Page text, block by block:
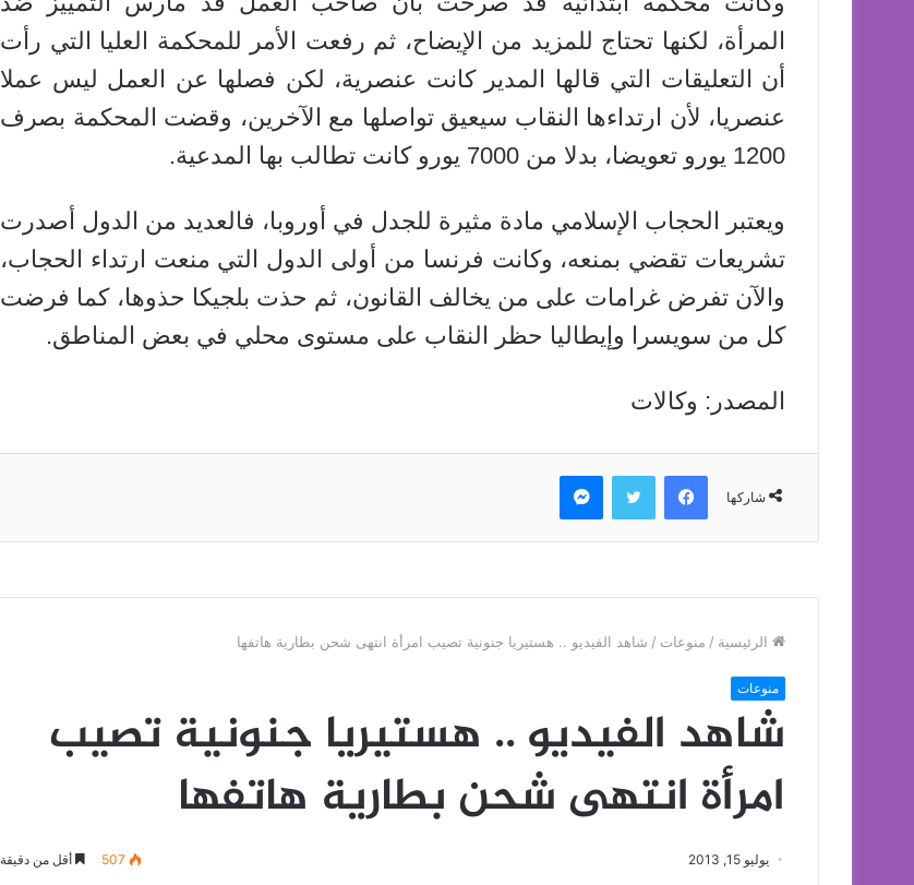
المرأة، لكنها تحتاج للمزيد من الإيضاح، ثم رفعت الأمر للمحكمة العليا التي رأت
أن التعليقات التي قالها المدير كانت عنصرية، لكن فصلها عن العمل ليس عملا
عنصريا، لأن ارتداءها النقاب سيعيق تواصلها مع الآخرين، وقضت المحكمة بصرف
1200 يورو تعويضا، بدلا من 7000 يورو كانت تطالب بها المدعية.
ويعتبر الحجاب الإسلامي مادة مثيرة للجدل في أوروبا، فالعديد من الدول أصدرت
تشريعات تقضي بمنعه، وكانت فرنسا من أولى الدول التي منعت ارتداء الحجاب،
والآن تفرض غرامات على من يخالف القانون، ثم حذت بلجيكا حذوها، كما فرضت
كل من سويسرا وإيطاليا حظر النقاب على مستوى محلي في بعض المناطق.
المصدر: وكالات
شاركها
فيسبوك تويتر ماسنجر